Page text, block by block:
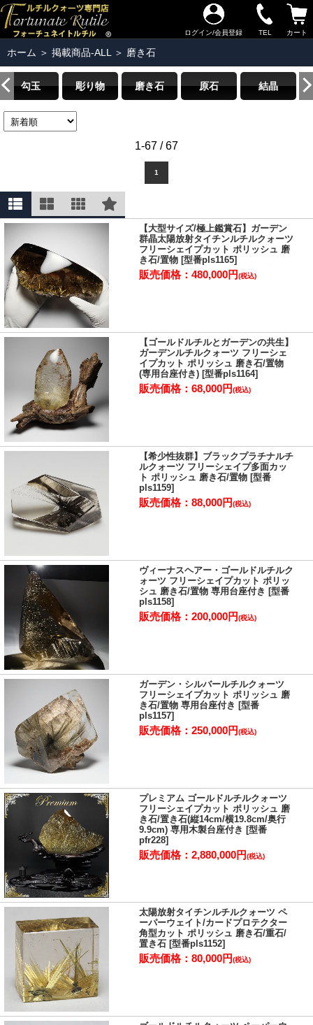
ログイン/会員登録 TEL カート
ホーム ＞ 掲載商品-ALL ＞ 磨き石
勾玉 彫り物 磨き石 原石 結晶
1-67 / 67
1
【大型サイズ/極上鑑賞石】ガーデン
群晶太陽放射タイチンルチルクォーツ
フリーシェイプカット ポリッシュ 磨
き石/置物 [型番pls1165]
販売価格：480,000円(税込)
【ゴールドルチルとガーデンの共生】
ガーデンルチルクォーツ フリーシェ
イプカット ポリッシュ 磨き石/置物
(専用台座付き) [型番pls1164]
販売価格：68,000円(税込)
【希少性抜群】ブラックプラチナルチ
ルクォーツ フリーシェイプ多面カッ
ト ポリッシュ 磨き石/置物 [型番
pls1159]
販売価格：88,000円(税込)
ヴィーナスヘアー・ゴールドルチルク
ォーツ フリーシェイプカット ポリッ
シュ 磨き石/置物 専用台座付き [型番
pls1158]
販売価格：200,000円(税込)
ガーデン・シルバールチルクォーツ
フリーシェイプカット ポリッシュ 磨
き石/置物 専用台座付き [型番
pls1157]
販売価格：250,000円(税込)
プレミアム ゴールドルチルクォーツ
フリーシェイプカット ポリッシュ 磨
き石/置き石(縦14cm/横19.8cm/奥行
9.9cm) 専用木製台座付き [型番
pfr228]
販売価格：2,880,000円(税込)
太陽放射タイチンルチルクォーツ ペ
ーパーウェイト/カードプロテクター
角型カット ポリッシュ 磨き石/重石/
置き石 [型番pls1152]
販売価格：80,000円(税込)